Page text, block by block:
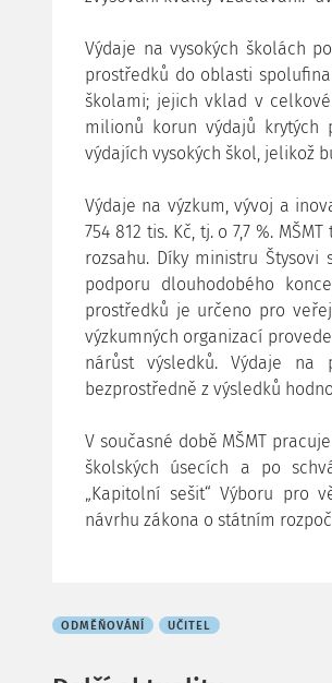
Výdaje na vysokých školách
prostředků do oblasti
školami; jejich vklad v
milionů korun výdajů krytých
výdajích vysokých škol, jelikož
Výdaje na výzkum, vývoj a
754 812 tis. Kč, tj. o 7,7 %.
rozsahu. Díky ministru
podporu dlouhodobého
prostředků je určeno pro
výzkumných organizací
nárůst výsledků. Výdaje na
bezprostředně z výsledků
V současné době MŠMT
školských úsecích a po
„Kapitolní sešit“ Výboru pro
návrhu zákona o státním
ODMĚŇOVÁNÍ UČITEL